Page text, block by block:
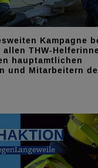
Kampagne
allen THW-
hauptamtlichen
und Mitarbeitern